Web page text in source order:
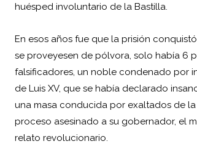
huésped involuntario de la Bastilla.
En esos años fue que la prisión
se proveyesen de pólvora, solo había 6
falsificadores, un noble condenado por
de Luis XV, que se había declarado
una masa conducida por exaltados de
proceso asesinado a su gobernador, el
relato revolucionario.